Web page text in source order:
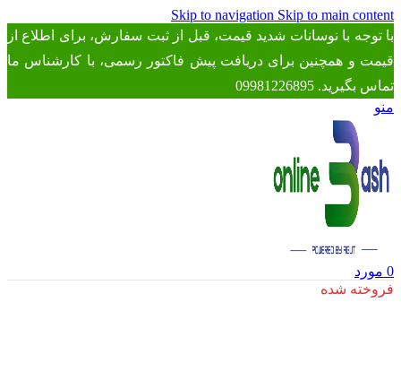
Skip to navigation Skip to main content
با توجه با نوسانات شدید قیمت، قبل از ثبت سفارش، برای اطلاع از
قیمت و همچنین برای دریافت پیش فاکتور رسمی، با کارشناس ما
تماس بگیرید. 09981226895
منو
0 مورد
فروخته شده